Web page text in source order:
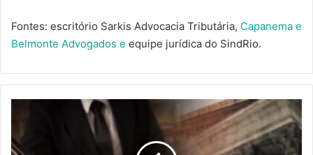
Fontes: escritório Sarkis Advocacia Tributária, Capanema e
Belmonte Advogados e equipe jurídica do SindRio.
RESTAURANTES
DEVEM